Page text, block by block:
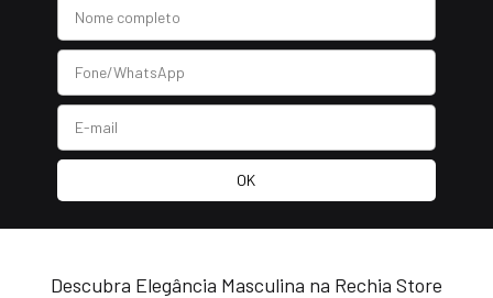
Descubra Elegância Masculina na Rechia Store